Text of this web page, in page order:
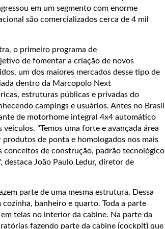
em um segmento com enorme
são comercializados cerca de 4 mil
o primeiro programa de
de fomentar a criação de novos
um dos maiores mercados desse tipo de
dentro da Marcopolo Next
estruturas públicas e privadas do
campings e usuários. Antes no Brasil
de motorhome integral 4x4 automático
"Temos uma forte e avançada área
de ponta e homologados nos mais
conceitos de construção, padrão tecnológico
João Paulo Ledur, diretor de
parte de uma mesma estrutura. Dessa
banheiro e quarto. Toda a parte
telas no interior da cabine. Na parte da
fazendo parte da cabine (cockpit) que